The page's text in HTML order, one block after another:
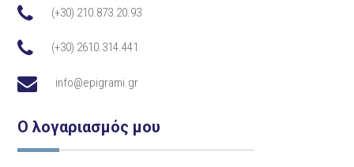
(+30) 210.873.20.93
(+30) 2610.314.441
info@epigrami.gr
Ο λογαριασμός μου